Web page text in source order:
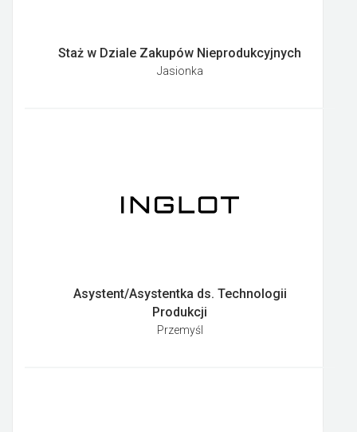
Staż w Dziale Zakupów Nieprodukcyjnych
Jasionka
Asystent/Asystentka ds. Technologii
Produkcji
Przemyśl